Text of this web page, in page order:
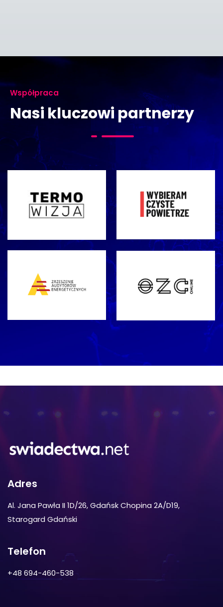
Współpraca
Nasi kluczowi partnerzy
Adres
Al. Jana Pawła II 1D/26, Gdańsk Chopina 2A/D19,
Starogard Gdański
Telefon
+48 694-460-538